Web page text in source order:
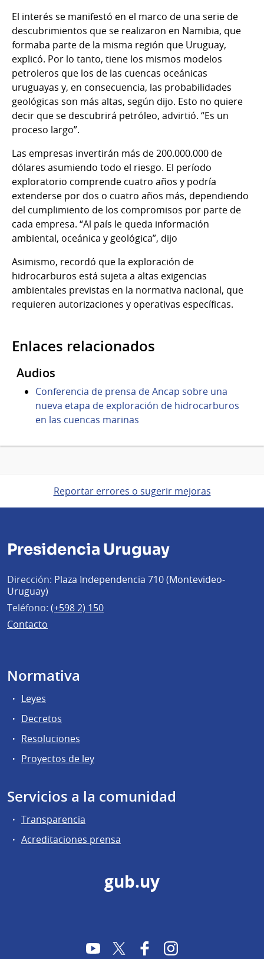
El interés se manifestó en el marco de una serie de
descubrimientos que se realizaron en Namibia, que
formaba parte de la misma región que Uruguay,
explicó. Por lo tanto, tiene los mismos modelos
petroleros que los de las cuencas oceánicas
uruguayas y, en consecuencia, las probabilidades
geológicas son más altas, según dijo. Esto no quiere
decir que se descubrirá petróleo, advirtió. “Es un
proceso largo”.
Las empresas invertirán más de 200.000.000 de
dólares asumiendo todo el riesgo. El período
exploratorio comprende cuatro años y podría
extenderse por dos o cuatro años más, dependiendo
del cumplimiento de los compromisos por parte de
cada empresa. “Al país le queda información
ambiental, oceánica y geológica”, dijo
Asimismo, recordó que la exploración de
hidrocarburos está sujeta a altas exigencias
ambientales previstas en la normativa nacional, que
requieren autorizaciones y operativas específicas.
Enlaces relacionados
Audios
Conferencia de prensa de Ancap sobre una
nueva etapa de exploración de hidrocarburos
en las cuencas marinas
Reportar errores o sugerir mejoras
Presidencia Uruguay
Dirección: Plaza Independencia 710 (Montevideo-
Uruguay)
Teléfono: (+598 2) 150
Contacto
Normativa
Leyes
Decretos
Resoluciones
Proyectos de ley
Servicios a la comunidad
Transparencia
Acreditaciones prensa
gub.uy
YouTubeTwitter FacebookInstagram